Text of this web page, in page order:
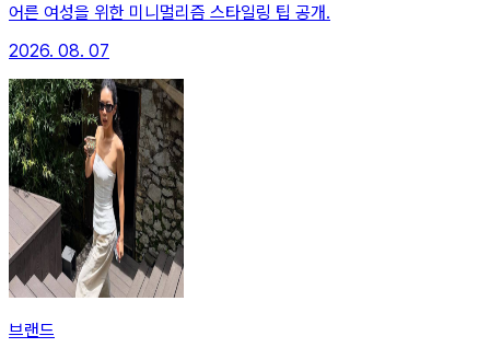
어른 여성을 위한 미니멀리즘 스타일링 팁 공개.
2026. 08. 07
브랜드